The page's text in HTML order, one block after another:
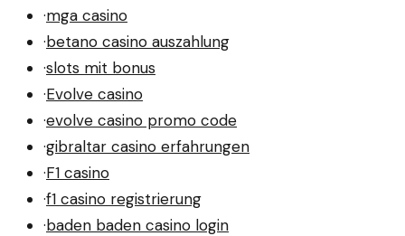
·mga casino
·betano casino auszahlung
·slots mit bonus
·Evolve casino
·evolve casino promo code
·gibraltar casino erfahrungen
·F1 casino
·f1 casino registrierung
·baden baden casino login